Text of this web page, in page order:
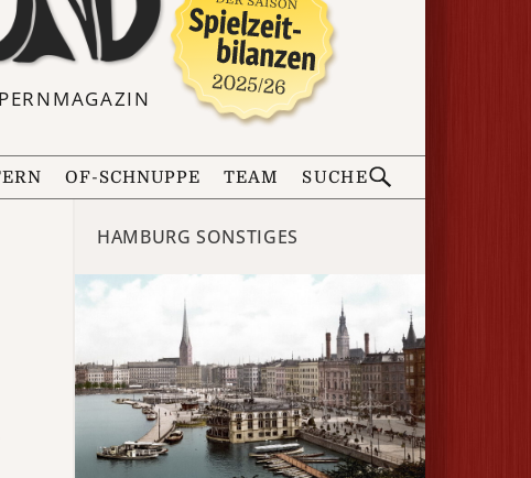
OF-SCHNUPPE TEAM SUCHE
HAMBURG SONSTIGES